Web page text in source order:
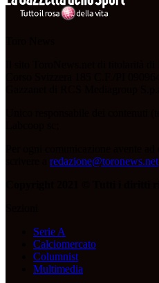
redazione@toronews.net
Serie A
Calciomercato
Columnist
Multimedia